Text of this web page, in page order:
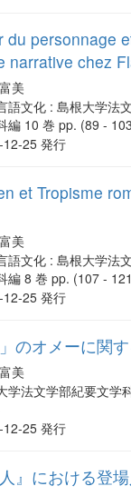
du personnage
narrative chez
美
語文化 : 島根大学法
編 10 巻 pp. (89 -
25 発行
et Tropisme
美
語文化 : 島根大学法
編 8 巻 pp. (107 -
12-25 発行
のオメーに関
美
学法文学部紀要文学
12-25 発行
』における登